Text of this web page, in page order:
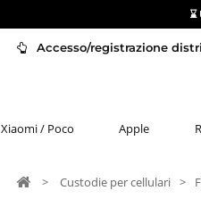
Accesso/registrazione
Xiaomi / Poco Apple
> Custodie per cellulari >